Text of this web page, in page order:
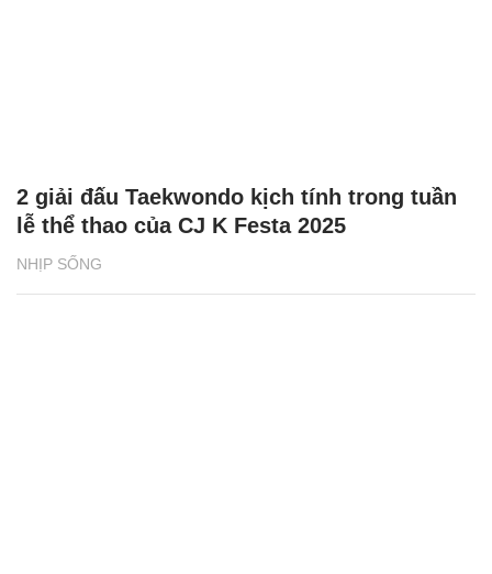
NHỊP SỐNG
2 giải đấu Taekwondo kịch tính trong tuần
lễ thể thao của CJ K Festa 2025